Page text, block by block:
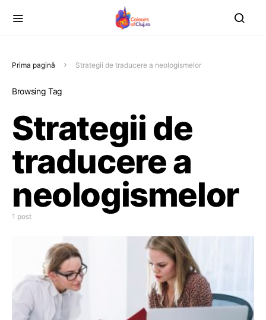
Prima pagină Strategii de traducere a neologismelor
Browsing Tag
Strategii de
traducere a
neologismelor
1 post